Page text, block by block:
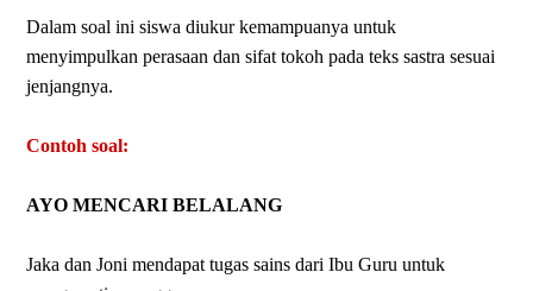
Dalam soal ini siswa diukur kemampuanya untuk
menyimpulkan perasaan dan sifat tokoh pada teks sastra sesuai
jenjangnya.
Contoh soal:
AYO MENCARI BELALANG
Jaka dan Joni mendapat tugas sains dari Ibu Guru untuk